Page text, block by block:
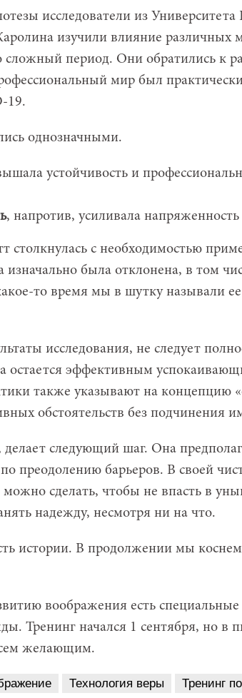
исследователи из
изучили влияние различных
сложный период. Они обратились к
мир был
19.
однозначными.
устойчивость и
, напротив, усиливала напряженность
столкнулась с необходимостью
изначально была отклонена, в том
то время мы в шутку называли
исследования, не следует
остается эффективным
также указывают на концепцию
обстоятельств без подчинения
следующий шаг. Она
преодолению барьеров. В своей
можно сделать, чтобы не впасть в
надежду, несмотря ни на что.
истории. В продолжении мы
воображения есть
Тренинг начался 1 сентября, но в
желающим.
Технология веры Тренинг